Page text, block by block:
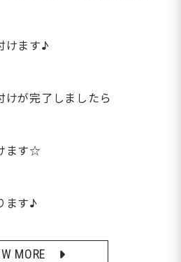
けます♪
けが完了しましたら
ます☆
ます♪
MORE